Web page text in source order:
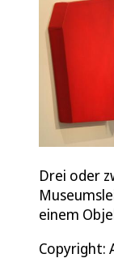
Drei oder
einem
Copyright: